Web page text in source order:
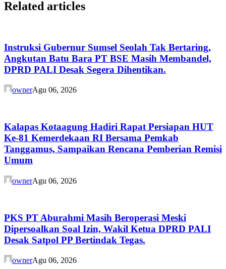
Related articles
Instruksi Gubernur Sumsel Seolah Tak Bertaring,
Angkutan Batu Bara PT BSE Masih Membandel,
DPRD PALI Desak Segera Dihentikan.
ownerAgu 06, 2026
Kalapas Kotaagung Hadiri Rapat Persiapan HUT
Ke-81 Kemerdekaan RI Bersama Pemkab
Tanggamus, Sampaikan Rencana Pemberian Remisi
Umum
ownerAgu 06, 2026
PKS PT Aburahmi Masih Beroperasi Meski
Dipersoalkan Soal Izin, Wakil Ketua DPRD PALI
Desak Satpol PP Bertindak Tegas.
ownerAgu 06, 2026